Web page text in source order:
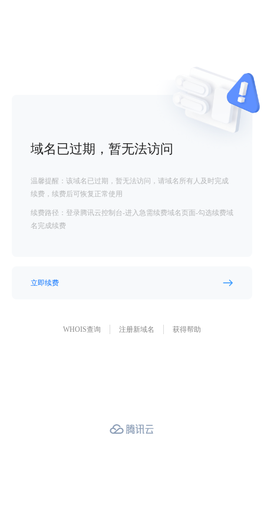
域名已过期，暂无法访问
温馨提醒：该域名已过期，暂无法访问，请域名所有人及时完成
续费，续费后可恢复正常使用
续费路径：登录腾讯云控制台-进入急需续费域名页面-勾选续费域
名完成续费
立即续费
WHOIS查询 注册新域名 获得帮助